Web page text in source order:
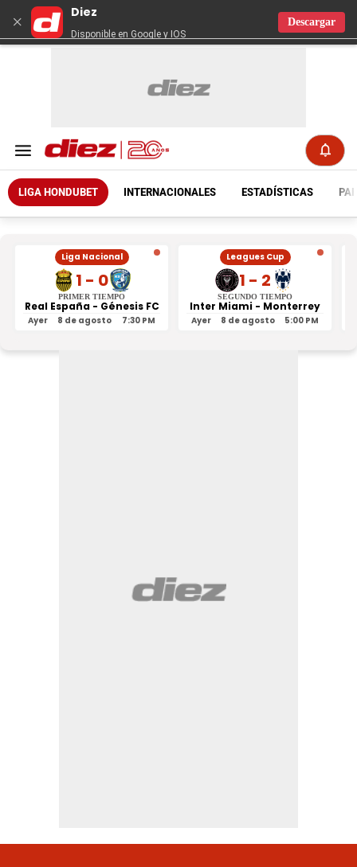
×
Diez
Disponible en Google y IOS
Descargar
LIGA HONDUBET INTERNACIONALES ESTADÍSTICAS
Liga Nacional
1 - 0
PRIMER TIEMPO
Real España - Génesis FC
Ayer 8 de agosto 7:30 PM
Leagues Cup
1 - 2
SEGUNDO TIEMPO
Inter Miami - Monterrey
Ayer 8 de agosto 5:00 PM